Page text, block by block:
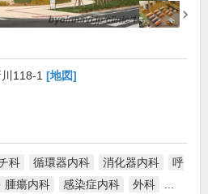
118-1 [地図]
科 循環器内科 消化器内科
呼
腫瘍内科 感染症内科 外科